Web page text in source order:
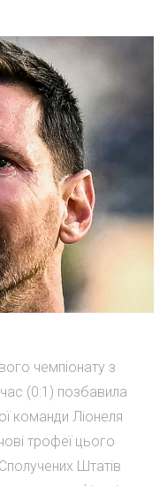
чемпіонату з
час (0:1) позбавила
команди Ліонеля
трофеї цього
Штатів